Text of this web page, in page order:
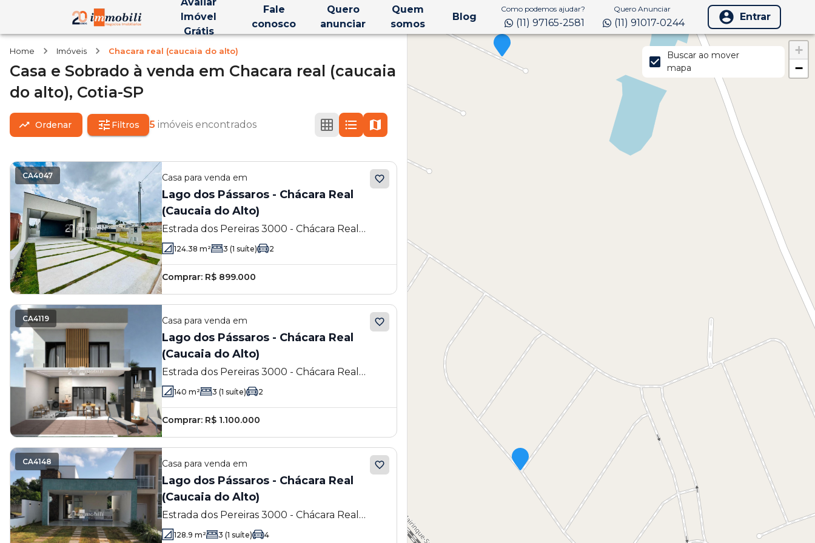
Imóvel
Grátis
Fale
conosco
Quero
anunciar
Quem
somos
Blog
Como podemos ajudar?
(11) 97165-2581
Quero Anunciar
(11) 91017-0244 Entrar
Home Imóveis Chacara real (caucaia do alto)
Casa e Sobrado à venda em Chacara real (caucaia
do alto), Cotia-SP
Ordenar Filtros 5 imóveis encontrados
CA4047 Casa para venda em
Lago dos Pássaros - Chácara Real
(Caucaia do Alto)
Estrada dos Pereiras 3000 - Chácara Real
(Caucaia do Alto) - Cotia - SP
124.38 m² 3 (1 suíte) 2
Comprar: R$ 899.000
CA4119 Casa para venda em
Lago dos Pássaros - Chácara Real
(Caucaia do Alto)
Estrada dos Pereiras 3000 - Chácara Real
(Caucaia do Alto) - Cotia - SP
140 m² 3 (1 suíte) 2
Comprar: R$ 1.100.000
CA4148 Casa para venda em
Lago dos Pássaros - Chácara Real
(Caucaia do Alto)
Estrada dos Pereiras 3000 - Chácara Real
(Caucaia do Alto) - Cotia - SP
128.9 m² 3 (1 suíte) 4
+
−
Buscar ao mover
mapa